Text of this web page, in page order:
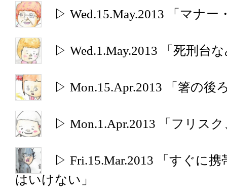
▷ Wed.15.May.2013 「マナ
▷ Wed.1.May.2013 「死刑台
▷ Mon.15.Apr.2013 「箸の後
▷ Mon.1.Apr.2013 「フリス
▷ Fri.15.Mar.2013 「すぐに
はいけない」